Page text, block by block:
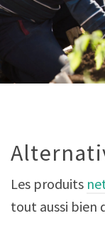
Les produits
tout aussi bien